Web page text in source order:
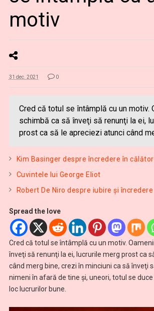
motiv
31 dec. 2021 0
Cred că totul se întâmplă cu un motiv.
schimbă ca să înveţi să renunţi la ei,
prost ca să le apreciezi atunci când
Kim Basinger despre încredere în
Cuvintele lui George Eliot
Robert De Niro despre iubire și încredere
Spread the love
Cred că totul se întâmplă cu un motiv.
înveţi să renunţi la ei, lucrurile merg prost ca
când merg bine, crezi în minciuni ca să înveţi
nimeni în afară de tine şi, uneori, totul se
loc lucrurilor bune.